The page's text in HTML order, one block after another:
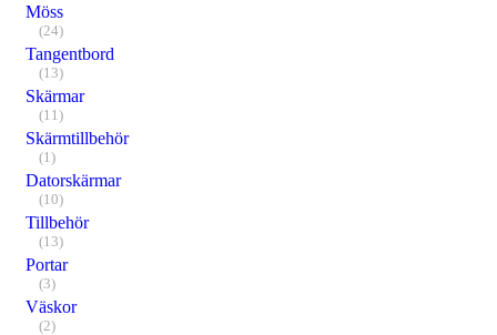
Möss
(24)
Tangentbord
(13)
Skärmar
(11)
Skärmtillbehör
(1)
Datorskärmar
(10)
Tillbehör
(13)
Portar
(3)
Väskor
(2)